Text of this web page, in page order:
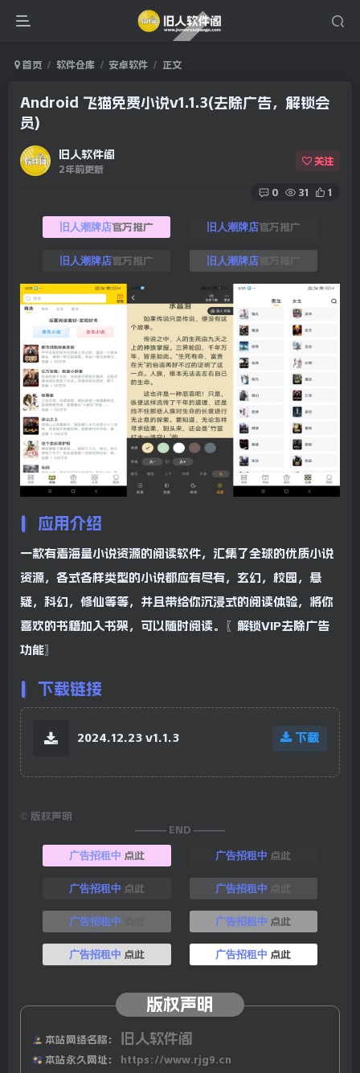
首页 软件仓库 安卓软件 正文
Android 飞猫免费小说v1.1.3(去除广告，解锁会
员)
旧人软件阁
2年前更新
关注
0 31 1
旧人潮牌店官方推广 旧人潮牌店官方推广
旧人潮牌店官方推广 旧人潮牌店
应用介绍
一款有着海量小说资源的阅读软件，汇集了全球的优质小说
资源，各式各样类型的小说都应有尽有，玄幻，校园，悬
疑，科幻，修仙等等，并且带给你沉浸式的阅读体验，将你
喜欢的书籍加入书架，可以随时阅读。〖解锁VIP去除广告
功能〗
下载链接
2024.12.23 v1.1.3 下载
© 版权声明
——— END ———
广告招租中 点此 广告招租中 点此
广告招租中 点此 广告招租中
广告招租中 广告招租中 点此
广告招租中 点此 广告招租中 点此
版权声明
本站网络名称： 旧人软件阁
本站永久网址：
https://www.rjg9.cn